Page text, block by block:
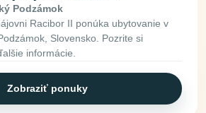
Podzámok
Racibor II ponúka ubytovanie v
Slovensko. Pozrite si
informácie.
Zobraziť ponuky